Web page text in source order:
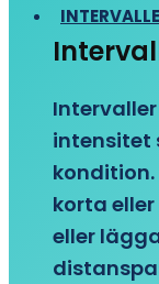
intensitet
korta
eller